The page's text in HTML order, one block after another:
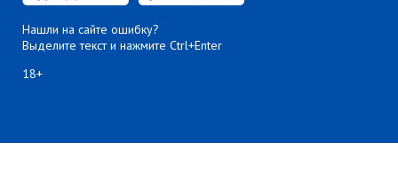
Нашли на сайте ошибку?
Выделите текст и нажмите Ctrl+Enter
18+